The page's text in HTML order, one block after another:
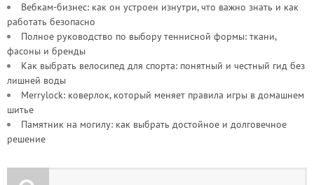
Вебкам-бизнес: как он устроен изнутри, что важно знать и как
работать безопасно
Полное руководство по выбору теннисной формы: ткани,
фасоны и бренды
Как выбрать велосипед для спорта: понятный и честный гид без
лишней воды
Merrylock: коверлок, который меняет правила игры в домашнем
шитье
Памятник на могилу: как выбрать достойное и долговечное
решение